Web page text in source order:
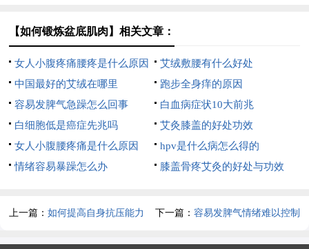
【如何锻炼盆底肌肉】相关文章：
女人小腹疼痛腰疼是什么原因
艾绒敷腰有什么好处
中国最好的艾绒在哪里
跑步全身痒的原因
容易发脾气急躁怎么回事
白血病症状10大前兆
白细胞低是癌症先兆吗
艾灸膝盖的好处功效
女人小腹腰疼痛是什么原因
hpv是什么病怎么得的
情绪容易暴躁怎么办
膝盖骨疼艾灸的好处与功效
上一篇：如何提高自身抗压能力 下一篇： 容易发脾气情绪难以控制